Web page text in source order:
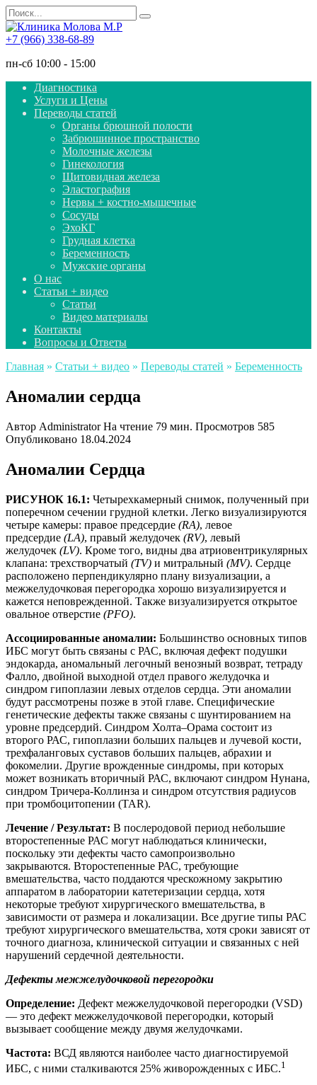
Перейти
к
содержанию
Search
for:
+7 (966) 338-68-89
пн-сб 10:00 - 15:00
Диагностика
Услуги и Цены
Переводы статей
Органы брюшной полости
Забрюшинное пространство
Молочные железы
Гинекология
Щитовидная железа
Эластография
Нервы + костно-мышечные
Сосуды
ЭхоКГ
Грудная клетка
Беременность
Мужские органы
О нас
Статьи + видео
Статьи
Видео материалы
Контакты
Вопросы и Ответы
Главная » Статьи + видео » Переводы статей » Беременность
Аномалии сердца
Автор Administrator На чтение 79 мин. Просмотров 585
Опубликовано 18.04.2024
Аномалии Сердца
РИСУНОК 16.1: Четырехкамерный снимок, полученный при
поперечном сечении грудной клетки. Легко визуализируются
четыре камеры: правое предсердие (RA), левое
предсердие (LA), правый желудочек (RV), левый
желудочек (LV). Кроме того, видны два атриовентрикулярных
клапана: трехстворчатый (TV) и митральный (MV). Сердце
расположено перпендикулярно плану визуализации, а
межжелудочковая перегородка хорошо визуализируется и
кажется неповрежденной. Также визуализируется открытое
овальное отверстие (PFO).
Ассоциированные аномалии: Большинство основных типов
ИБС могут быть связаны с РАС, включая дефект подушки
эндокарда, аномальный легочный венозный возврат, тетраду
Фалло, двойной выходной отдел правого желудочка и
синдром гипоплазии левых отделов сердца. Эти аномалии
будут рассмотрены позже в этой главе. Специфические
генетические дефекты также связаны с шунтированием на
уровне предсердий. Синдром Холта–Орама состоит из
второго РАС, гипоплазии больших пальцев и лучевой кости,
трехфаланговых суставов больших пальцев, абрахии и
фокомелии. Другие врожденные синдромы, при которых
может возникать вторичный РАС, включают синдром Нунана,
синдром Тричера-Коллинза и синдром отсутствия радиусов
при тромбоцитопении (TAR).
Лечение / Результат: В послеродовой период небольшие
второстепенные РАС могут наблюдаться клинически,
поскольку эти дефекты часто самопроизвольно
закрываются. Второстепенные РАС, требующие
вмешательства, часто поддаются чрескожному закрытию
аппаратом в лаборатории катетеризации сердца, хотя
некоторые требуют хирургического вмешательства, в
зависимости от размера и локализации. Все другие типы РАС
требуют хирургического вмешательства, хотя сроки зависят от
точного диагноза, клинической ситуации и связанных с ней
нарушений сердечной деятельности.
Дефекты межжелудочковой перегородки
Определение: Дефект межжелудочковой перегородки (VSD)
— это дефект межжелудочковой перегородки, который
вызывает сообщение между двумя желудочками.
Частота: ВСД являются наиболее часто диагностируемой
ИБС, с ними сталкиваются 25% живорожденных с ИБС.1